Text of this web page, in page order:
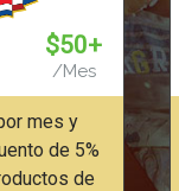
$50+
/Mes
mes y
de 5%
de